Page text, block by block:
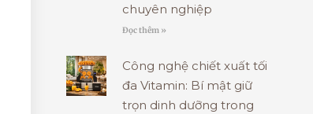
chuyên nghiệp
Đọc thêm »
Công nghệ chiết xuất tối
đa Vitamin: Bí mật giữ
trọn dinh dưỡng trong